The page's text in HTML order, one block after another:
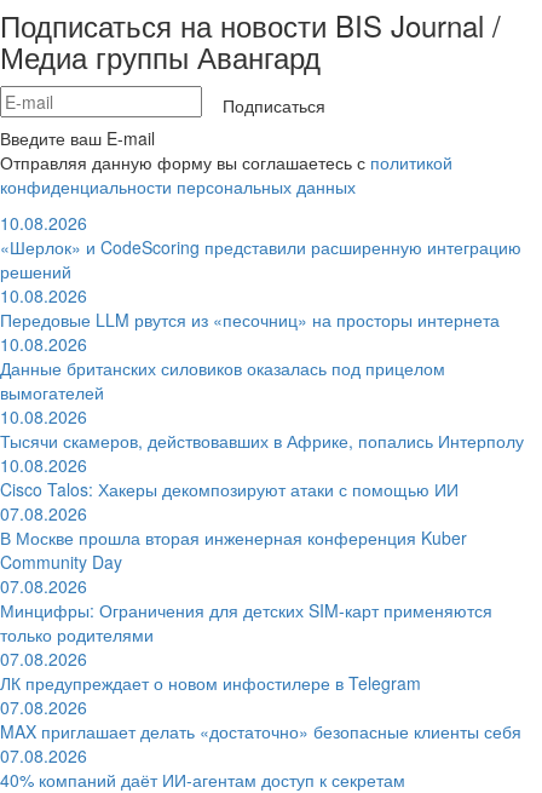
Подписаться на новости BIS Journal /
Медиа группы Авангард
Подписаться
Введите ваш E-mail
Отправляя данную форму вы соглашаетесь с политикой
конфиденциальности персональных данных
10.08.2026
«Шерлок» и CodeScoring представили расширенную интеграцию
решений
10.08.2026
Передовые LLM рвутся из «песочниц» на просторы интернета
10.08.2026
Данные британских силовиков оказалась под прицелом
вымогателей
10.08.2026
Тысячи скамеров, действовавших в Африке, попались Интерполу
10.08.2026
Cisco Talos: Хакеры декомпозируют атаки с помощью ИИ
07.08.2026
В Москве прошла вторая инженерная конференция Kuber
Community Day
07.08.2026
Минцифры: Ограничения для детских SIM-карт применяются
только родителями
07.08.2026
ЛК предупреждает о новом инфостилере в Telegram
07.08.2026
MAX приглашает делать «достаточно» безопасные клиенты себя
07.08.2026
40% компаний даёт ИИ‑агентам доступ к секретам